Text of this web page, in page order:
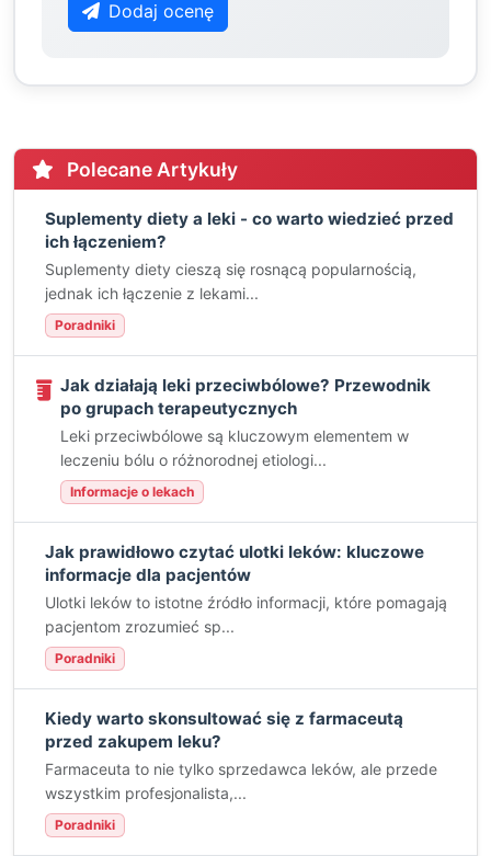
Dodaj ocenę
Polecane Artykuły
Suplementy diety a leki - co warto wiedzieć przed
ich łączeniem?
Suplementy diety cieszą się rosnącą popularnością,
jednak ich łączenie z lekami...
Poradniki
Jak działają leki przeciwbólowe? Przewodnik
po grupach terapeutycznych
Leki przeciwbólowe są kluczowym elementem w
leczeniu bólu o różnorodnej etiologi...
Informacje o lekach
Jak prawidłowo czytać ulotki leków: kluczowe
informacje dla pacjentów
Ulotki leków to istotne źródło informacji, które pomagają
pacjentom zrozumieć sp...
Poradniki
Kiedy warto skonsultować się z farmaceutą
przed zakupem leku?
Farmaceuta to nie tylko sprzedawca leków, ale przede
wszystkim profesjonalista,...
Poradniki